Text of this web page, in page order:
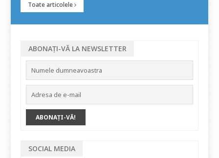
Toate articolele
ABONAȚI-VĂ LA NEWSLETTER
SOCIAL MEDIA